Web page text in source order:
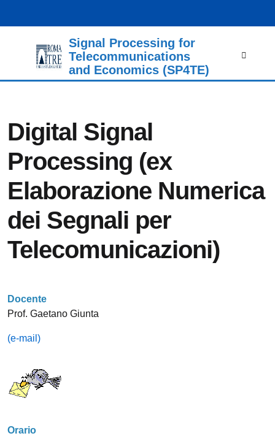
Signal Processing for
Telecommunications
and Economics (SP4TE)
per:
Digital Signal
Processing (ex
Elaborazione Numerica
dei Segnali per
Telecomunicazioni)
Docente
Prof. Gaetano Giunta
(e-mail)
Orario